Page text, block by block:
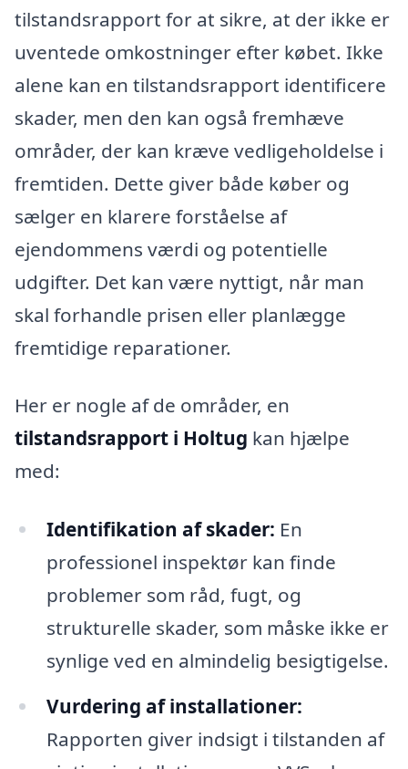
tilstandsrapport for at sikre, at der ikke er
uventede omkostninger efter købet. Ikke
alene kan en tilstandsrapport identificere
skader, men den kan også fremhæve
områder, der kan kræve vedligeholdelse i
fremtiden. Dette giver både køber og
sælger en klarere forståelse af
ejendommens værdi og potentielle
udgifter. Det kan være nyttigt, når man
skal forhandle prisen eller planlægge
fremtidige reparationer.
Her er nogle af de områder, en
tilstandsrapport i Holtug kan hjælpe
med:
Identifikation af skader: En
professionel inspektør kan finde
problemer som råd, fugt, og
strukturelle skader, som måske ikke er
synlige ved en almindelig besigtigelse.
Vurdering af installationer:
Rapporten giver indsigt i tilstanden af